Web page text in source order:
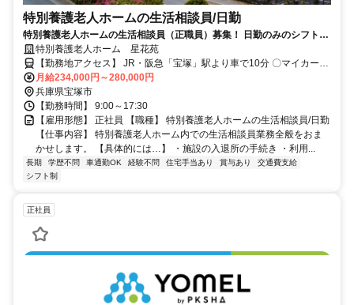
特別養護老人ホームの生活相談員/日勤
特別養護老人ホームの生活相談員（正職員）募集！ 日勤のみのシフト制
＊月8～10日休み＊年3回処遇改善手当別途支給
特別養護老人ホーム 星花苑
【勤務地アクセス】 JR・阪急「宝塚」駅より車で10分 〇マイカー通
勤OK
月給234,000円～280,000円
兵庫県宝塚市
【勤務時間】 9:00～17:30
【雇用形態】 正社員 【職種】 特別養護老人ホームの生活相談員/日勤
【仕事内容】 特別養護老人ホーム内での生活相談員業務全般をおま
かせします。 【具体的には…】 ・施設の入退所の手続き ・利用...
長期 学歴不問 車通勤OK 経験不問 住宅手当あり 賞与あり
交通費支給
シフト制
正社員